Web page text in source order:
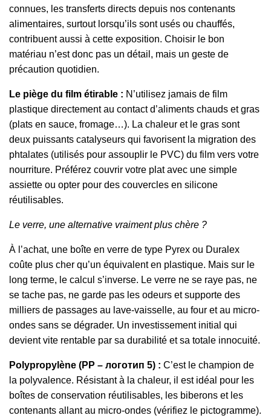
connues, les transferts directs depuis nos contenants
alimentaires, surtout lorsqu’ils sont usés ou chauffés,
contribuent aussi à cette exposition. Choisir le bon
matériau n’est donc pas un détail, mais un geste de
précaution quotidien.
Le piège du film étirable : N’utilisez jamais de film
plastique directement au contact d’aliments chauds et gras
(plats en sauce, fromage…). La chaleur et le gras sont
deux puissants catalyseurs qui favorisent la migration des
phtalates (utilisés pour assouplir le PVC) du film vers votre
nourriture. Préférez couvrir votre plat avec une simple
assiette ou opter pour des couvercles en silicone
réutilisables.
Le verre, une alternative vraiment plus chère ?
À l’achat, une boîte en verre de type Pyrex ou Duralex
coûte plus cher qu’un équivalent en plastique. Mais sur le
long terme, le calcul s’inverse. Le verre ne se raye pas, ne
se tache pas, ne garde pas les odeurs et supporte des
milliers de passages au lave-vaisselle, au four et au micro-
ondes sans se dégrader. Un investissement initial qui
devient vite rentable par sa durabilité et sa totale innocuité.
Polypropylène (PP – логотип 5) : C’est le champion de
la polyvalence. Résistant à la chaleur, il est idéal pour les
boîtes de conservation réutilisables, les biberons et les
contenants allant au micro-ondes (vérifiez le pictogramme).